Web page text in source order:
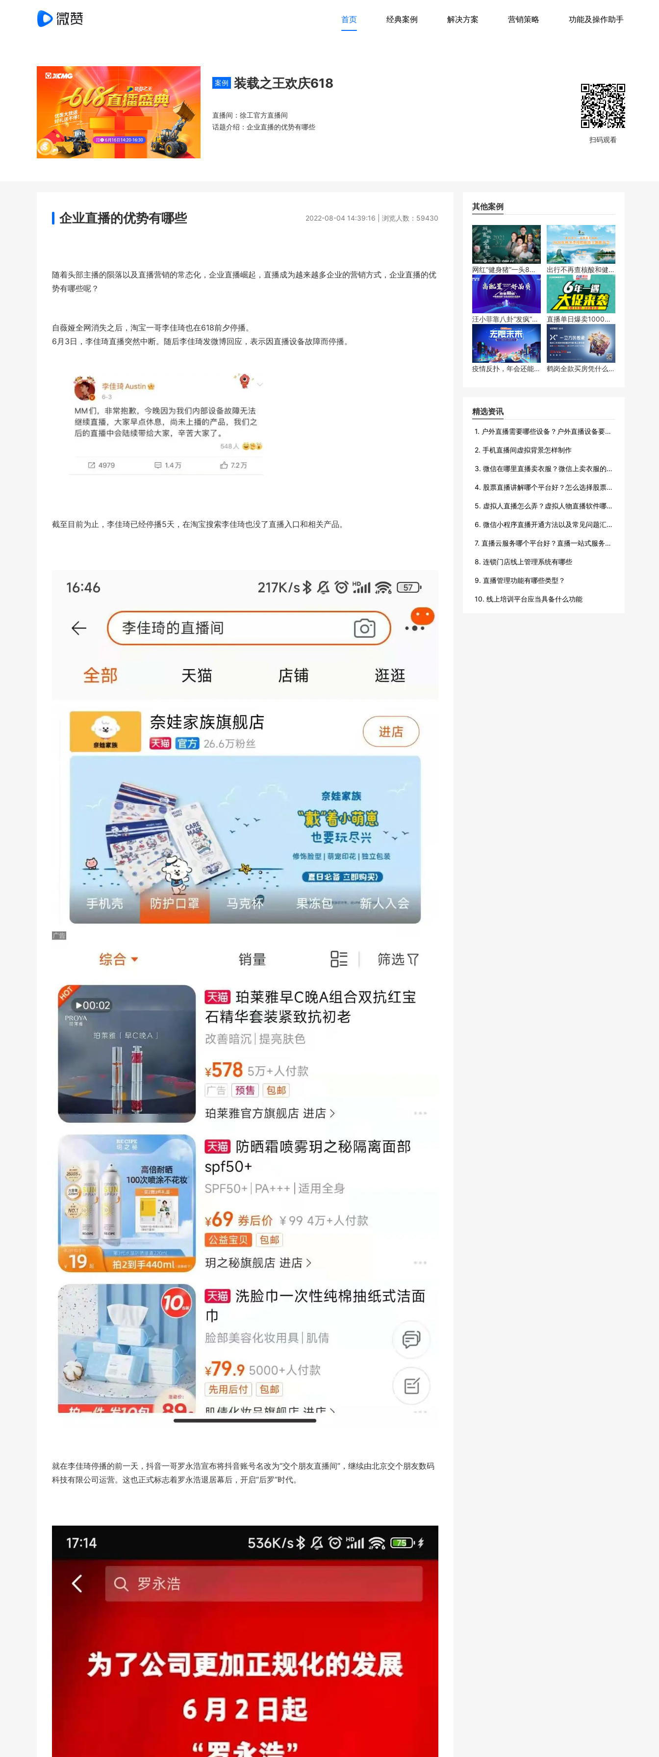
首页 经典案例 解决方案 营销策略 功能及操作助手
案例 装载之王欢庆618
直播间：徐工官方直播间
话题介绍：企业直播的优势有哪些
扫码观看
企业直播的优势有哪些 2022-08-04 14:39:16 | 浏览人数：59430
随着头部主播的陨落以及直播营销的常态化，企业直播崛起，直播成为越来越多企业的营销方式，企业直播的优
势有哪些呢？
自薇娅全网消失之后，淘宝一哥李佳琦也在618前夕停播。
6月3日，李佳琦直播突然中断。随后李佳琦发微博回应，表示因直播设备故障而停播。
截至目前为止，李佳琦已经停播5天，在淘宝搜索李佳琦也没了直播入口和相关产品。
就在李佳琦停播的前一天，抖音一哥罗永浩宣布将抖音账号名改为“交个朋友直播间”，继续由北京交个朋友数码
科技有限公司运营。这也正式标志着罗永浩退居幕后，开启“后罗”时代。
其他案例
网红“健身猪”一头8
万，网友直呼转行养猪
出行不再查核酸和健康
码，你会去旅游吗？
汪小菲靠八卦“发疯”，
直播间却赚百万？
直播单日爆卖1000
万，麦当劳凭什么？
疫情反扑，年会还能开
鹤岗全款买房凭什么被
精选资讯
1. 户外直播需要哪些设备？户外直播设备要很多吗？
2. 手机直播间虚拟背景怎样制作
3. 微信在哪里直播卖衣服？微信上卖衣服的方法
4. 股票直播讲解哪个平台好？怎么选择股票直播平台？
5. 虚拟人直播怎么弄？虚拟人物直播软件哪个好？
6. 微信小程序直播开通方法以及常见问题汇总
7. 直播云服务哪个平台好？直播一站式服务哪个好？
8. 连锁门店线上管理系统有哪些
9. 直播管理功能有哪些类型？
10. 线上培训平台应当具备什么功能